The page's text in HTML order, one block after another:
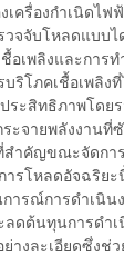
เครื่องกำเนิดไ
วจจับโหลดแบบ
อเพลิงและการ
บริโภคเชื้อเพลิง
ระสิทธิภาพโดย
ระจายพลังงาน
ำคัญขณะจัดกา
ารโหลดอัจฉริย
ารณ์การดำเนิน
ดต้นทุนการดำเ
างละเอียดซึ่งช่